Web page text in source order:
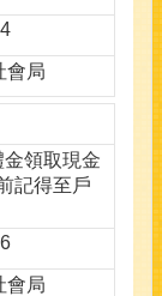
會局
領取現金
記得至戶
會局